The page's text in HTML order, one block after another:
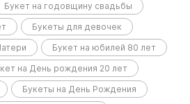
Букет на годовщину свадьбы
Букеты для девочек
Букет на юбилей 80 лет
на День рождения 20 лет
Букеты на День Рождения